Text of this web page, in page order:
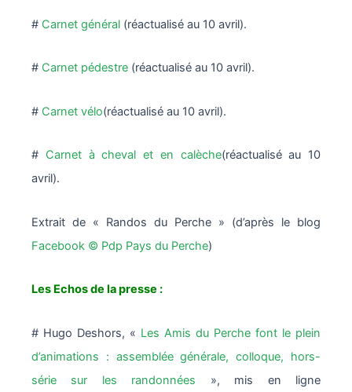
# Carnet général (réactualisé au 10 avril).
# Carnet pédestre (réactualisé au 10 avril).
# Carnet vélo(réactualisé au 10 avril).
# Carnet à cheval et en calèche(réactualisé au 10
avril).
Extrait de « Randos du Perche » (d’après le blog
Facebook © Pdp Pays du Perche)
Les Echos de la presse :
# Hugo Deshors, « Les Amis du Perche font le plein
d’animations : assemblée générale, colloque, hors-
série sur les randonnées », mis en ligne